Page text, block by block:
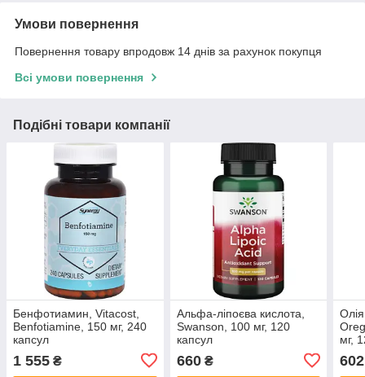
Умови повернення
Повернення товару впродовж 14 днів за рахунок покупця
Всі умови повернення
Подібні товари компанії
Бенфотиамин, Vitacost,
Benfotiamine, 150 мг, 240
капсул
1 555 ₴
Альфа-ліпоєва кислота,
Swanson, 100 мг, 120
капсул
660₴
мг,
602